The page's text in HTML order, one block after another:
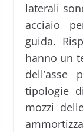
laterali
acciaio
guida.
hanno un
dell’asse
tipologie
mozzi